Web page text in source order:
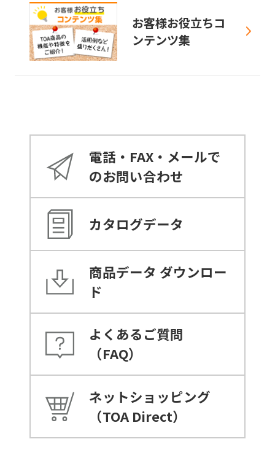
お客様お役立ちコ
ンテンツ集
電話・FAX・メールで
のお問い合わせ
カタログデータ
商品データ ダウンロー
ド
よくあるご質問
（FAQ）
ネットショッピング
（TOA Direct）